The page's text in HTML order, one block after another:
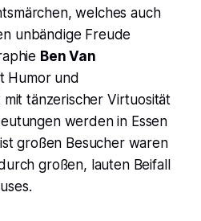
welches auch
unbändige Freude
Ben Van
Humor und
tänzerischer Virtuosität
werden in Essen
großen Besucher waren
großen, lauten Beifall